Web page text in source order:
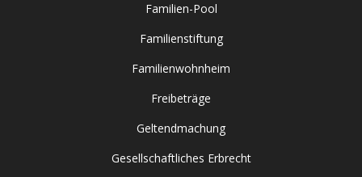
Familien-Pool
Familienstiftung
Familienwohnheim
Freibeträge
Geltendmachung
Gesellschaftliches Erbrecht